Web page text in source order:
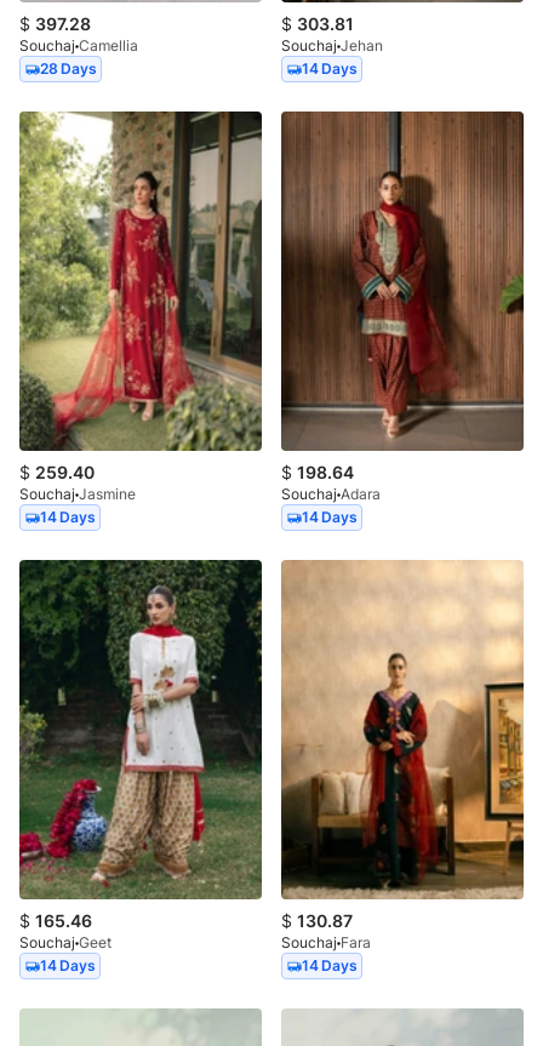
$ 397.28
Souchaj Camellia
28 Days
$ 303.81
Souchaj Jehan
14 Days
$ 259.40
Souchaj Jasmine
14 Days
$ 198.64
Souchaj Adara
14 Days
$ 165.46
Souchaj Geet
14 Days
$ 130.87
Souchaj Fara
14 Days